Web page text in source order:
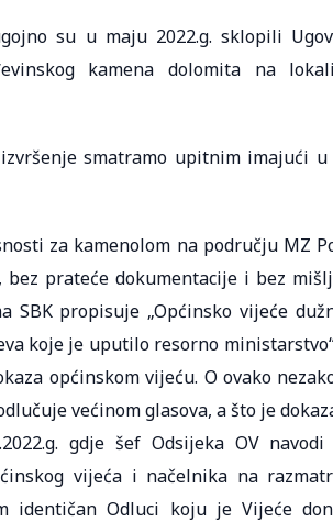
su u maju 2022.g. sklopili
kamena dolomita na
smatramo upitnim imajući u
za kamenolom na području MZ
prateće dokumentacije i bez
SBK propisuje „Općinsko vijeće
koje je uputilo resorno
općinskom vijeću. O ovako
većinom glasova, a što je
gdje šef Odsijeka OV
vijeća i načelnika na
identičan Odluci koju je Vijeće